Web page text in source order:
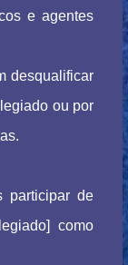
e agentes
desqualificar
ou por
participar de
como